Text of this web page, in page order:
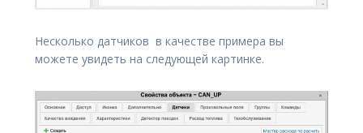
Несколько датчиков в качестве примера вы
можете увидеть на следующей картинке.